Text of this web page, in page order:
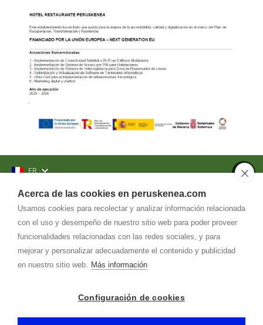
Acerca de las cookies en peruskenea.com
Usamos cookies para recolectar y analizar información relacionada
con el uso y desempeño de nuestro sitio web para poder proveer
funcionalidades relacionadas con las redes sociales, y para
mejorar y personalizar adecuadamente el contenido y publicidad
en nuestro sitio web. Más información
Configuración de cookies
FR
Contacto
Teléfono
606.359.584
Correo
peruskenea@peruskenea.com
Dirección
Diseminado s/n